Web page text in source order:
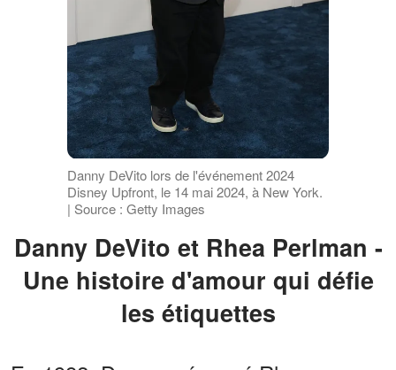
Danny DeVito lors de l'événement 2024
Disney Upfront, le 14 mai 2024, à New York.
| Source : Getty Images
Danny DeVito et Rhea Perlman -
Une histoire d'amour qui défie
les étiquettes